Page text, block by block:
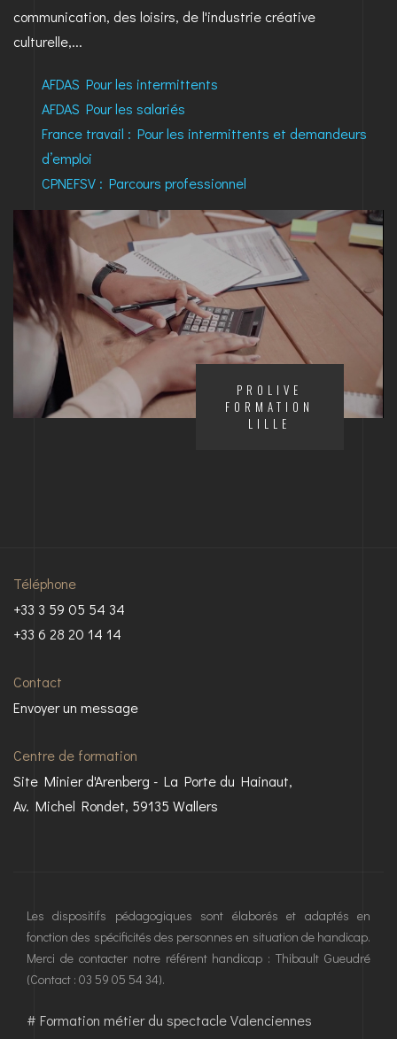
communication, des loisirs, de l'industrie créative
culturelle,...
AFDAS Pour les intermittents
AFDAS Pour les salariés
France travail : Pour les intermittents et demandeurs
d’emploi
CPNEFSV : Parcours professionnel
PROLIVE
FORMATION
LILLE
Téléphone
+33 3 59 05 54 34
+33 6 28 20 14 14
Contact
Envoyer un message
Centre de formation
Site Minier d'Arenberg - La Porte du Hainaut,
Av. Michel Rondet, 59135 Wallers
Les dispositifs pédagogiques sont élaborés et adaptés en
fonction des spécificités des personnes en situation de handicap.
Merci de contacter notre référent handicap : Thibault Gueudré
(Contact : 03 59 05 54 34).
# Formation métier du spectacle Valenciennes